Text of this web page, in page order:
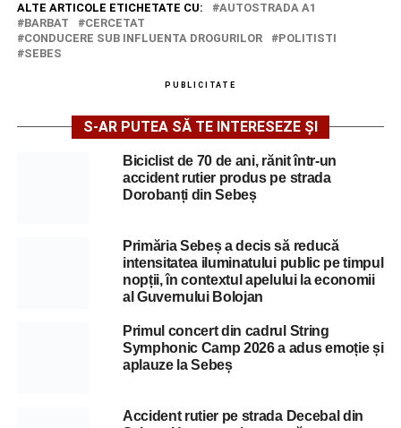
ALTE ARTICOLE ETICHETATE CU:
AUTOSTRADA A1
BARBAT
CERCETAT
CONDUCERE SUB INFLUENTA DROGURILOR
POLITISTI
SEBES
PUBLICITATE
S-AR PUTEA SĂ TE INTERESEZE ȘI
Biciclist de 70 de ani, rănit într-un
accident rutier produs pe strada
Dorobanți din Sebeș
Primăria Sebeș a decis să reducă
intensitatea iluminatului public pe timpul
nopții, în contextul apelului la economii
al Guvernului Bolojan
Primul concert din cadrul String
Symphonic Camp 2026 a adus emoție și
aplauze la Sebeș
Accident rutier pe strada Decebal din